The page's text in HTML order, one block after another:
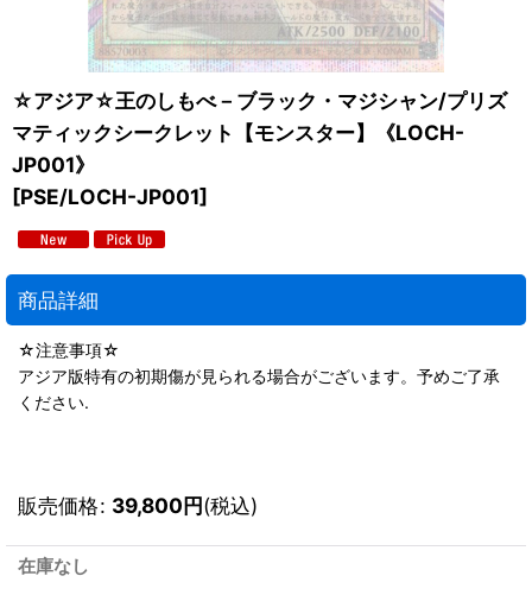
☆アジア☆王のしもべ－ブラック・マジシャン/プリズ
マティックシークレット【モンスター】《LOCH-
JP001》
[PSE/LOCH-JP001]
商品詳細
☆注意事項☆
アジア版特有の初期傷が見られる場合がございます。予めご了承
ください.
販売価格: 39,800円(税込)
在庫なし